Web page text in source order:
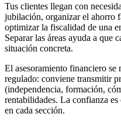
Tus clientes llegan con
jubilación, organizar el ahorro
optimizar la fiscalidad de una
Separar las áreas ayuda a que
situación concreta.
El asesoramiento financiero se
regulado: conviene transmitir
(independencia, formación,
rentabilidades. La confianza
en cada sección.